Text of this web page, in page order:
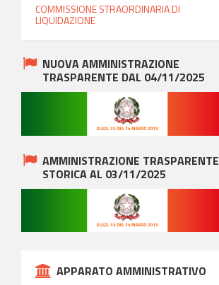
COMMISSIONE STRAORDINARIA DI
LIQUIDAZIONE
NUOVA AMMINISTRAZIONE
TRASPARENTE DAL 04/11/2025
AMMINISTRAZIONE TRASPARENTE
STORICA AL 03/11/2025
APPARATO AMMINISTRATIVO